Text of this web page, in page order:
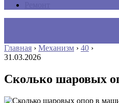
Главная › Механизм › 40 ›
31.03.2026
Сколько шаровых